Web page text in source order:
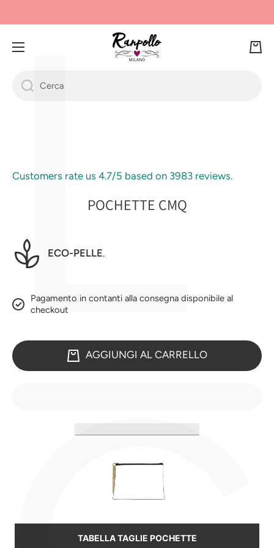
L
Γ
rre
Cerca
Customers rate us 4.7/5 based on 3983 reviews.
POCHETTE CMQ
ECO-PELLE.
Pagamento in contanti alla consegna disponibile al
checkout
AGGIUNGI AL CARRELLO
TABELLA TAGLIE POCHETTE